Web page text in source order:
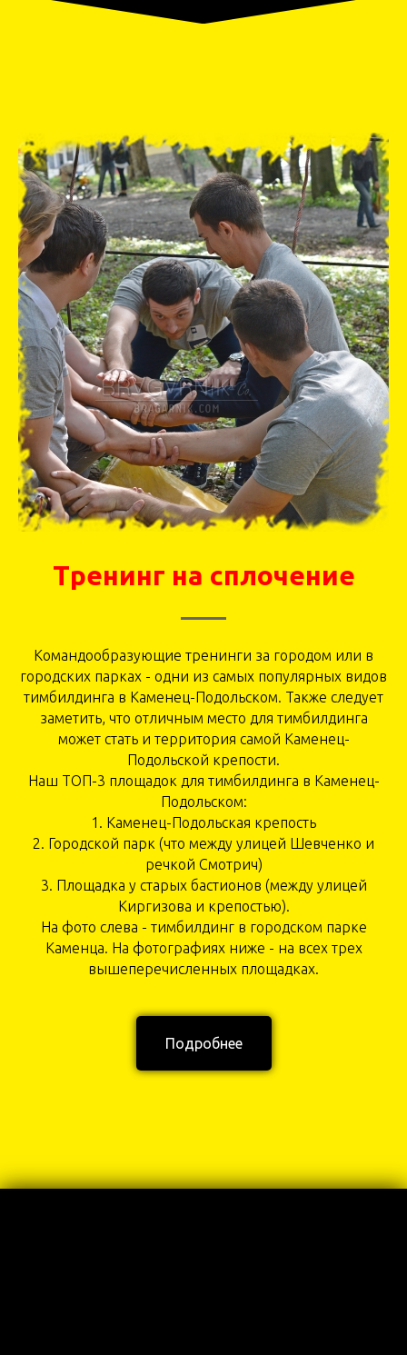
Тренинг на сплочение
Командообразующие тренинги за городом или в
городских парках - одни из самых популярных видов
тимбилдинга в Каменец-Подольском. Также следует
заметить, что отличным место для тимбилдинга
может стать и территория самой Каменец-
Подольской крепости.
Наш ТОП-3 площадок для тимбилдинга в Каменец-
Подольском:
1. Каменец-Подольская крепость
2. Городской парк (что между улицей Шевченко и
речкой Смотрич)
3. Площадка у старых бастионов (между улицей
Киргизова и крепостью).
На фото слева - тимбилдинг в городском парке
Каменца. На фотографиях ниже - на всех трех
вышеперечисленных площадках.
Подробнее